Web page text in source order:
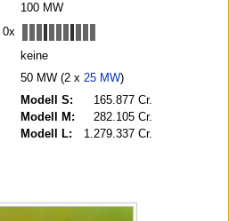
100 MW
0x
keine
50 MW (2 x 25 MW)
Modell S:
Modell M:
Modell L:
165.877 Cr.
282.105 Cr.
1.279.337 Cr.